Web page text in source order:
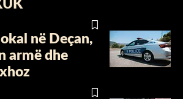
në Deçan,
armë dhe